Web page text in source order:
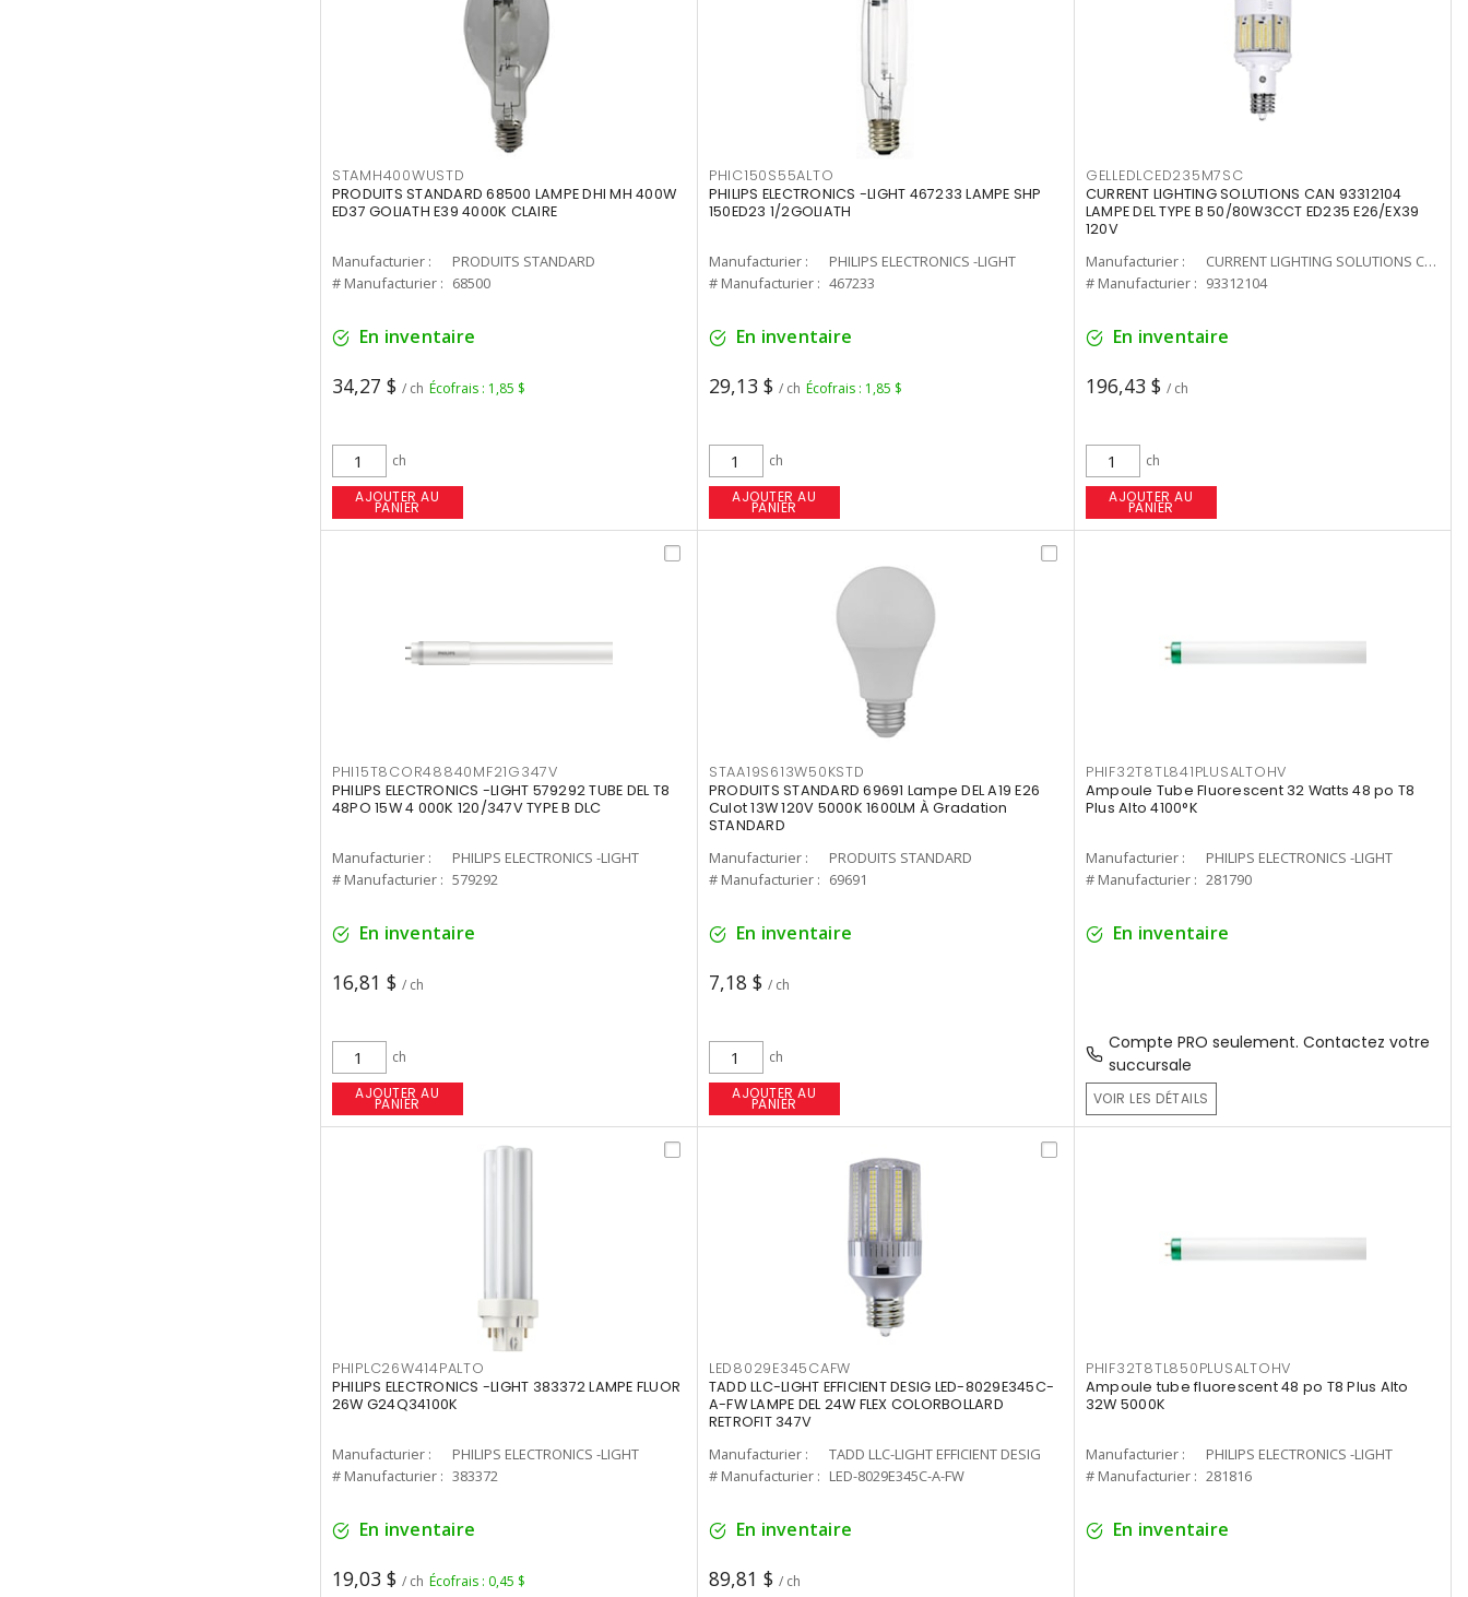
STAMH400WUSTD
PRODUITS STANDARD 68500 LAMPE DHI MH 400W
ED37 GOLIATH E39 4000K CLAIRE
Manufacturier :
PRODUITS STANDARD
# Manufacturier : 68500
En inventaire
34,27 $ / ch Écofrais : 1,85 $
ch
AJOUTER AU
PANIER
PHIC150S55ALTO
PHILIPS ELECTRONICS -LIGHT 467233 LAMPE SHP
150ED23 1/2GOLIATH
Manufacturier :
PHILIPS ELECTRONICS -LIGHT
# Manufacturier : 467233
En inventaire
29,13 $ / ch Écofrais : 1,85 $
ch
AJOUTER AU
PANIER
GELLEDLCED235M7SC
CURRENT LIGHTING SOLUTIONS CAN 93312104
LAMPE DEL TYPE B 50/80W3CCT ED235 E26/EX39
120V
Manufacturier :
CURRENT LIGHTING SOLUTIONS CAN
# Manufacturier : 93312104
En inventaire
196,43 $ / ch
ch
AJOUTER AU
PANIER
PHI15T8COR48840MF21G347V
PHILIPS ELECTRONICS -LIGHT 579292 TUBE DEL T8
48PO 15W 4 000K 120/347V TYPE B DLC
Manufacturier :
PHILIPS ELECTRONICS -LIGHT
# Manufacturier : 579292
En inventaire
16,81 $ / ch
ch
AJOUTER AU
PANIER
STAA19S613W50KSTD
PRODUITS STANDARD 69691 Lampe DEL A19 E26
Culot 13W 120V 5000K 1600LM À Gradation
STANDARD
Manufacturier :
PRODUITS STANDARD
# Manufacturier : 69691
En inventaire
7,18 $ / ch
ch
AJOUTER AU
PANIER
PHIF32T8TL841PLUSALTOHV
Ampoule Tube Fluorescent 32 Watts 48 po T8
Plus Alto 4100°K
Manufacturier :
PHILIPS ELECTRONICS -LIGHT
# Manufacturier : 281790
En inventaire
Compte PRO seulement. Contactez votre
succursale
VOIR LES DÉTAILS
PHIPLC26W414PALTO
PHILIPS ELECTRONICS -LIGHT 383372 LAMPE FLUOR
26W G24Q34100K
Manufacturier :
PHILIPS ELECTRONICS -LIGHT
# Manufacturier : 383372
En inventaire
19,03 $ / ch Écofrais : 0,45 $
LED8029E345CAFW
TADD LLC-LIGHT EFFICIENT DESIG LED-8029E345C-
A-FW LAMPE DEL 24W FLEX COLORBOLLARD
RETROFIT 347V
Manufacturier :
TADD LLC-LIGHT EFFICIENT DESIG
# Manufacturier : LED-8029E345C-A-FW
En inventaire
89,81 $ / ch
PHIF32T8TL850PLUSALTOHV
Ampoule tube fluorescent 48 po T8 Plus Alto
32W 5000K
Manufacturier :
PHILIPS ELECTRONICS -LIGHT
# Manufacturier : 281816
En inventaire